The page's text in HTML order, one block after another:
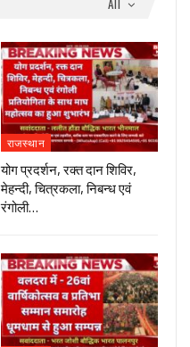
All
राजस्थान
योग प्रदर्शन, रक्त दान शिविर,
मेहन्दी, चित्रकला, निबन्ध एवं
रंगोली…